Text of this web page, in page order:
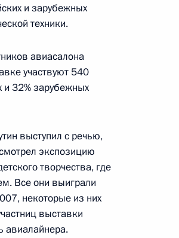
и зарубежных
техники.
авиасалона
участвуют 540
и 32% зарубежных
выступил с речью,
экспозицию
творчества, где
Все они выиграли
некоторые из них
выставки
авиалайнера.